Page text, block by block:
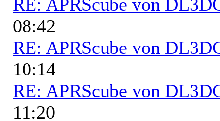
RE: APRScube von
08:42
RE: APRScube von
10:14
RE: APRScube von
11:20